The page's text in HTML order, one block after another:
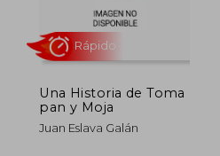
5%
Una Historia de Toma
pan y Moja
Juan Eslava Galán